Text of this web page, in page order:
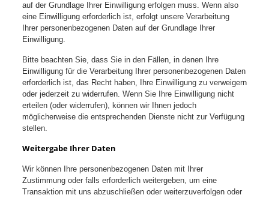
auf der Grundlage Ihrer Einwilligung erfolgen muss. Wenn also
eine Einwilligung erforderlich ist, erfolgt unsere Verarbeitung
Ihrer personenbezogenen Daten auf der Grundlage Ihrer
Einwilligung.
Bitte beachten Sie, dass Sie in den Fällen, in denen Ihre
Einwilligung für die Verarbeitung Ihrer personenbezogenen Daten
erforderlich ist, das Recht haben, Ihre Einwilligung zu verweigern
oder jederzeit zu widerrufen. Wenn Sie Ihre Einwilligung nicht
erteilen (oder widerrufen), können wir Ihnen jedoch
möglicherweise die entsprechenden Dienste nicht zur Verfügung
stellen.
Weitergabe Ihrer Daten
Wir können Ihre personenbezogenen Daten mit Ihrer
Zustimmung oder falls erforderlich weitergeben, um eine
Transaktion mit uns abzuschließen oder weiterzuverfolgen oder